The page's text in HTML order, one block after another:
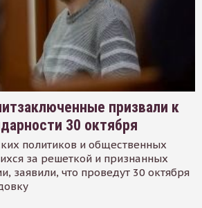
призвали к
30 октября
политиков и общественных
за решеткой и признанных
заявили, что проведут 30 октября